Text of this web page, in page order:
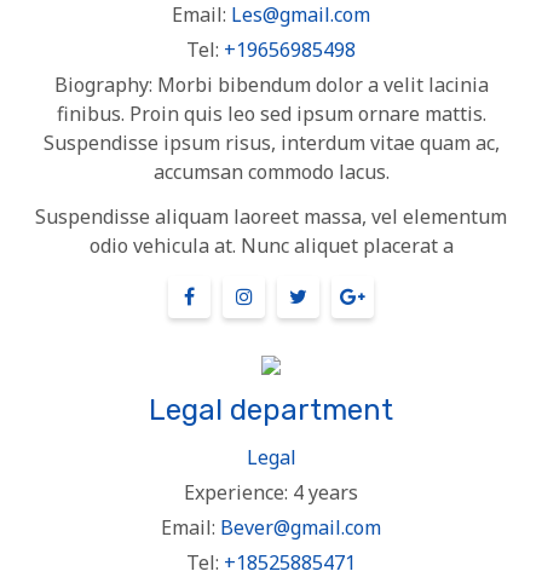
Email: Les@gmail.com
Tel: +19656985498
Biography: Morbi bibendum dolor a velit lacinia
finibus. Proin quis leo sed ipsum ornare mattis.
Suspendisse ipsum risus, interdum vitae quam ac,
accumsan commodo lacus.
Suspendisse aliquam laoreet massa, vel elementum
odio vehicula at. Nunc aliquet placerat a
Legal department
Legal
Experience: 4 years
Email: Bever@gmail.com
Tel: +18525885471